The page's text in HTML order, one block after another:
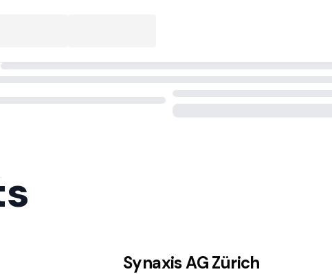
Synaxis AG Zürich